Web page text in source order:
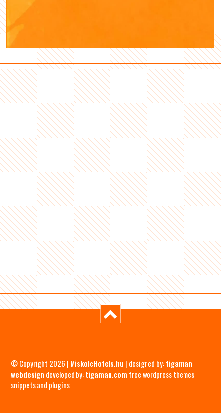
© Copyright 2026 | MiskolcHotels.hu | designed by:tigaman
webdesign developed by:tigaman.com free wordpress themes
snippets and plugins